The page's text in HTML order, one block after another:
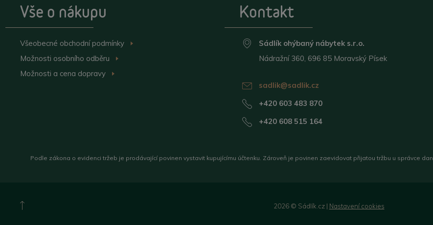
Vše o nákupu
Všeobecné obchodnípodmínky
Možnosti osobního odběru
Možnosti a cena dopravy
Kontakt
Sádlík ohýbaný nábytek s.r.o.
Nádražní 360, 696 85 Moravský Písek
sadlik@sadlik.cz
+420 603 483 870
+420 608 515 164
Podle zákona o evidenci tržeb je prodávající povinen vystavit kupujícímu účtenku. Zároveň je povinen zaevidovat přijatou tržbu u správce
2026 © Sádlík.cz | Nastavení cookies